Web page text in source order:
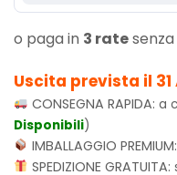
o paga in 3 rate
Uscita prevista il 31
CONSEGNA RAPIDA:a
Disponibili)
IMBALLAGGIO
SPEDIZIONE GRATUITA: